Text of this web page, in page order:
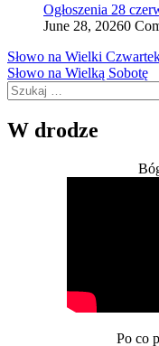
Ogłoszenia 28
June 28, 20260
Nawigacja
wpisu
Słowo na Wielki
Słowo na Wielką Sobotę
Szukaj:
W drodze
Po co